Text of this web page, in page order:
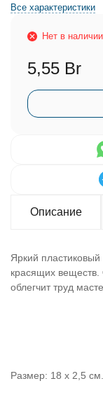
Все характеристики
Нет в наличии
5,55 Br
Описание
Яркий
красящих
облегчит труд
Размер: 18 х 2,5 см.